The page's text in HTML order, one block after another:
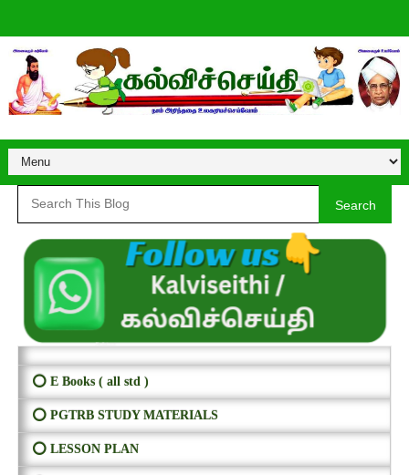
Search
⭕ E Books ( all std )
⭕ PGTRB STUDY MATERIALS
⭕ LESSON PLAN